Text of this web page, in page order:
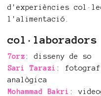
d'experiències
l'alimentació.
7orz: disseny de so
Sari Tarazi :
analògica
Mohammad Bakri :